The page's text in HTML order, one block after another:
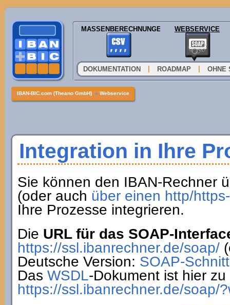
MASSENBERECHNUNGEN WEBSERVICE
DOKUMENTATION ROADMAP OHNE
IBAN-BIC.com (Theano GmbH) » Webservice
Integration in Ihre
Sie können den IBAN-Rechner
(oder auch über einen http/
Ihre Prozesse integrieren.
Die URL für das SOAP-
https://ssl.ibanrechner.de/soap/
Deutsche Version: SOAP-
Das WSDL-Dokument ist hier
https://ssl.ibanrechner.de/soap/